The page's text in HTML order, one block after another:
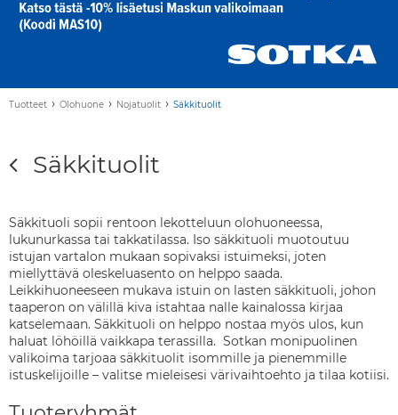
Tuotteet › Olohuone › Nojatuolit › Säkkituolit
Säkkituolit
Säkkituoli sopii rentoon lekotteluun olohuoneessa,
lukunurkassa tai takkatilassa. Iso säkkituoli muotoutuu
istujan vartalon mukaan sopivaksi istuimeksi, joten
miellyttävä oleskeluasento on helppo saada.
Leikkihuoneeseen mukava istuin on lasten säkkituoli, johon
taaperon on välillä kiva istahtaa nalle kainalossa kirjaa
katselemaan. Säkkituoli on helppo nostaa myös ulos, kun
haluat löhöillä vaikkapa terassilla. Sotkan monipuolinen
valikoima tarjoaa säkkituolit isommille ja pienemmille
istuskelijoille – valitse mieleisesi värivaihtoehto ja tilaa kotiisi.